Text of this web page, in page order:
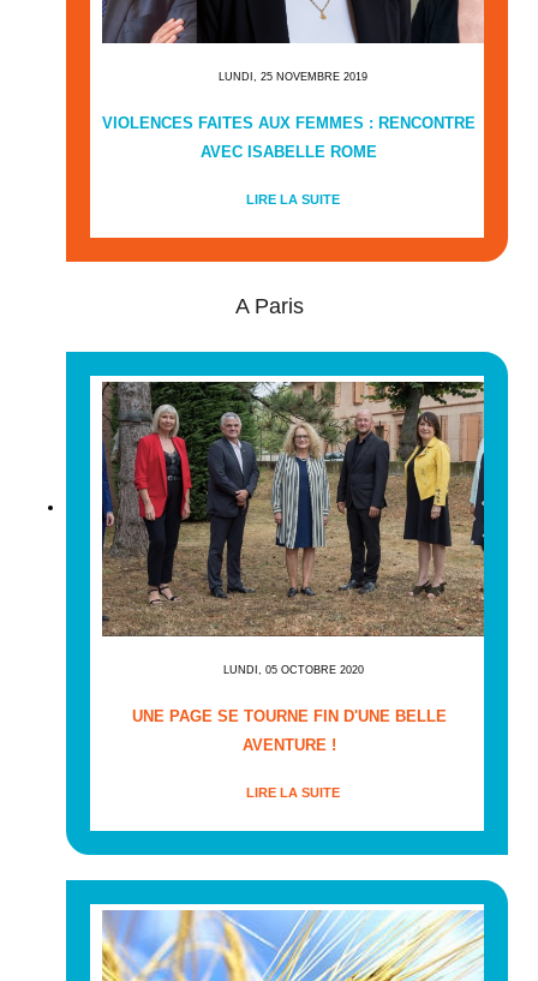
LUNDI, 25 NOVEMBRE 2019
VIOLENCES FAITES AUX FEMMES : RENCONTRE
AVEC ISABELLE ROME
LIRE LA SUITE
A Paris
LUNDI, 05 OCTOBRE 2020
UNE PAGE SE TOURNE FIN D'UNE BELLE
AVENTURE !
LIRE LA SUITE